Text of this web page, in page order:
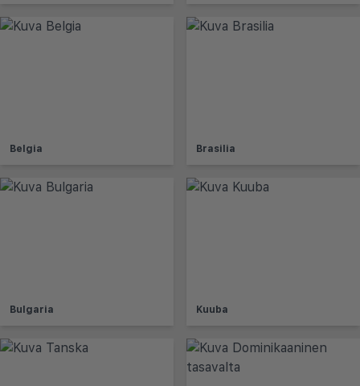
Belgia Brasilia
Bulgaria Kuuba